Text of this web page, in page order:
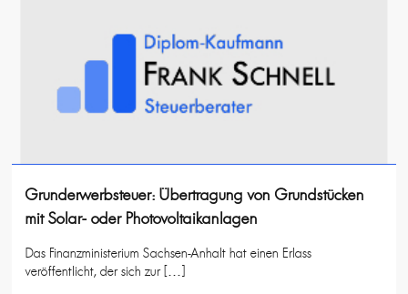
Grunderwerbsteuer: Übertragung von Grundstücken
mit Solar- oder Photovoltaikanlagen
Das Finanzministerium Sachsen-Anhalt hat einen Erlass
veröffentlicht, der sich zur […]